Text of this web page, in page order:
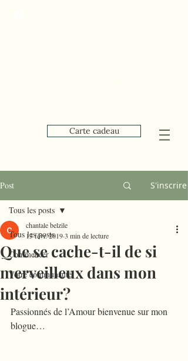
Carte cadeau
Post S'inscrire
Tous les posts
Commencer
Votre communauté
Tous les posts
Que se cache-t-il de si
merveilleux dans mon
intérieur?
chantale belzile
13 févr. 20193 min de lecture
Passionnés de l’Amour bienvenue sur mon
blogue…